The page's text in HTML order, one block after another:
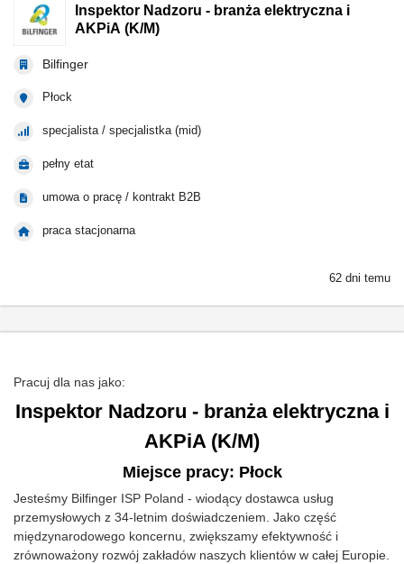
Inspektor Nadzoru - branża elektryczna i
AKPiA (K/M)
Bilfinger
Płock
specjalista / specjalistka (mid)
pełny etat
umowa o pracę / kontrakt B2B
praca stacjonarna
62 dni temu
Pracuj dla nas jako:
Inspektor Nadzoru - branża elektryczna i
AKPiA (K/M)
Miejsce pracy: Płock
Jesteśmy Bilfinger ISP Poland - wiodący dostawca usług
przemysłowych z 34-letnim doświadczeniem. Jako część
międzynarodowego koncernu, zwiększamy efektywność i
zrównoważony rozwój zakładów naszych klientów w całej Europie.